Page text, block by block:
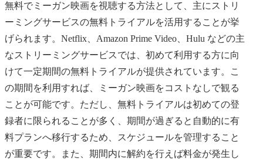
無料でミーガン映画を視聴する方法として、主にストリ
ーミングサービスの無料トライアルを活用することが挙
げられます。Netflix、Amazon Prime Video、Hulu などの主
なストリーミングサービスでは、初めて利用する方に向
けて一定期間の無料トライアルが提供されています。こ
の期間を利用すれば、ミーガン映画をコストなしで観る
ことが可能です。ただし、無料トライアルは初めての登
録者に限られることが多く、期間が過ぎると自動的に有
料プランへ移行するため、スケジュールを管理すること
が重要です。また、期間内に解約を行えば料金が発生し